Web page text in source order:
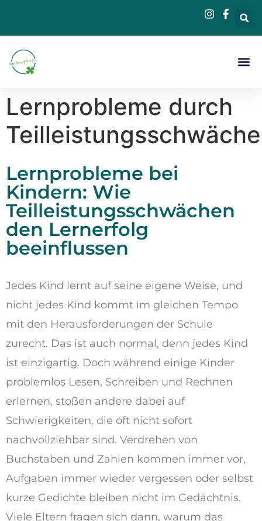
Lernprobleme durch
Lernprobleme bei
Kindern: Wie
Teilleistungsschwächen
den Lernerfolg
beeinflussen
Jedes Kind lernt auf seine eigene Weise, und
nicht jedes Kind kommt im gleichen Tempo
mit den Herausforderungen der Schule
zurecht. Das ist auch normal, denn jedes Kind
ist einzigartig. Doch während einige Kinder
problemlos Lesen, Schreiben und Rechnen
erlernen, stoßen andere dabei auf
Schwierigkeiten, die oft nicht sofort
nachvollziehbar sind. Verdrehen von
Buchstaben und Zahlen kommen immer vor,
Aufgaben immer wieder vergessen oder selbst
kurze Gedichte bleiben nicht im Gedächtnis.
Viele Eltern fragen sich dann, warum das